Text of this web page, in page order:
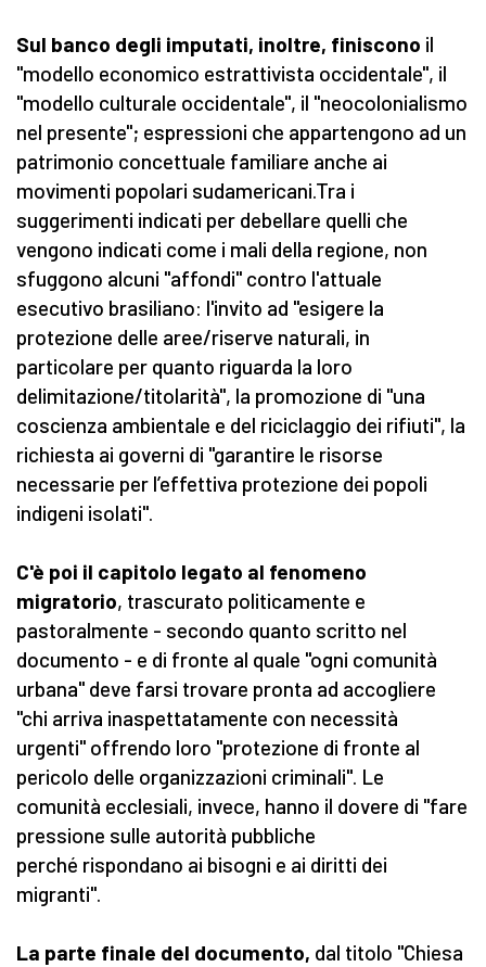
Sul banco degli imputati, inoltre, finiscono il
"modello economico estrattivista occidentale", il
"modello culturale occidentale", il "neocolonialismo
nel presente"; espressioni che appartengono ad un
patrimonio concettuale familiare anche ai
movimenti popolari sudamericani.Tra i
suggerimenti indicati per debellare quelli che
vengono indicati come i mali della regione, non
sfuggono alcuni "affondi" contro l'attuale
esecutivo brasiliano: l'invito ad "esigere la
protezione delle aree/riserve naturali, in
particolare per quanto riguarda la loro
delimitazione/titolarità", la promozione di "una
coscienza ambientale e del riciclaggio dei rifiuti", la
richiesta ai governi di "garantire le risorse
necessarie per l’effettiva protezione dei popoli
indigeni isolati".
C'è poi il capitolo legato al fenomeno
migratorio, trascurato politicamente e
pastoralmente - secondo quanto scritto nel
documento - e di fronte al quale "ogni comunità
urbana" deve farsi trovare pronta ad accogliere
"chi arriva inaspettatamente con necessità
urgenti" offrendo loro "protezione di fronte al
pericolo delle organizzazioni criminali". Le
comunità ecclesiali, invece, hanno il dovere di "fare
pressione sulle autorità pubbliche
perché rispondano ai bisogni e ai diritti dei
migranti".
La parte finale del documento, dal titolo "Chiesa